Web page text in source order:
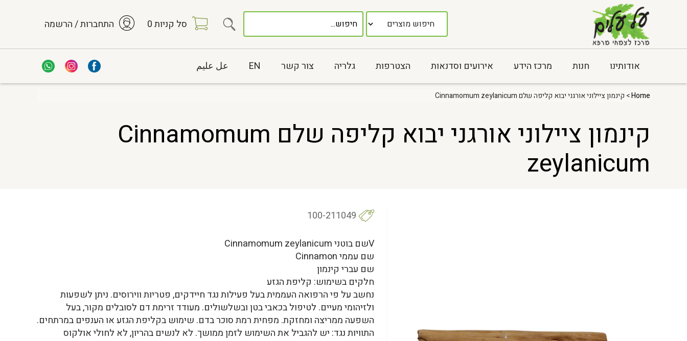
סל קניות0 התחברות / הרשמה
אודותינו חנות מרכז הידע אירועים וסדנאות הצטרפות גלריה צור קשר EN عل عليم
Home> קינמון ציילוני אורגני יבוא קליפה שלם Cinnamomum zeylanicum
קינמון ציילוני אורגני יבוא קליפה שלם Cinnamomum
zeylanicum
100-211049
Vשם בוטני Cinnamomum zeylanicum
שם עממי Cinnamon
שם עברי קינמון
חלקים בשימוש: קליפת הגזע
נחשב על פי הרפואה העממית בעל פעילות נגד חיידקים, פטריות ווירוסים. ניתן לשפעות
ולזיהומי מעיים. לטיפול בכאבי בטן ובשלשולים. מעודד זרימת דם לסובלים מקור, בעל
השפעה ממריצה ומחזקת. מפחית רמת סוכר בדם. שימוש בקליפת הגזע או הענפים במרתחים.
התוויות נגד: יש להגביל את השימוש לזמן ממושך. לא לנשים בהריון, לא לחולי אולקוס